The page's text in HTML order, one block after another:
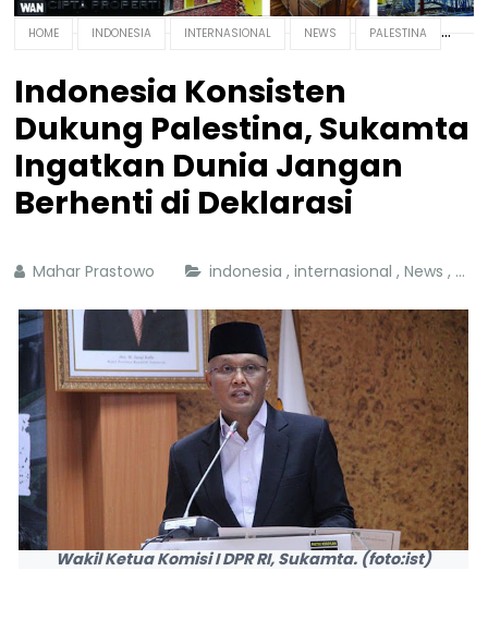
HOME INDONESIA INTERNASIONAL NEWS PALESTINA
Indonesia Konsisten
Dukung Palestina, Sukamta
Ingatkan Dunia Jangan
Berhenti di Deklarasi
Mahar Prastowo indonesia,internasional,News,
Wakil Ketua Komisi I DPR RI, Sukamta. (foto:ist)